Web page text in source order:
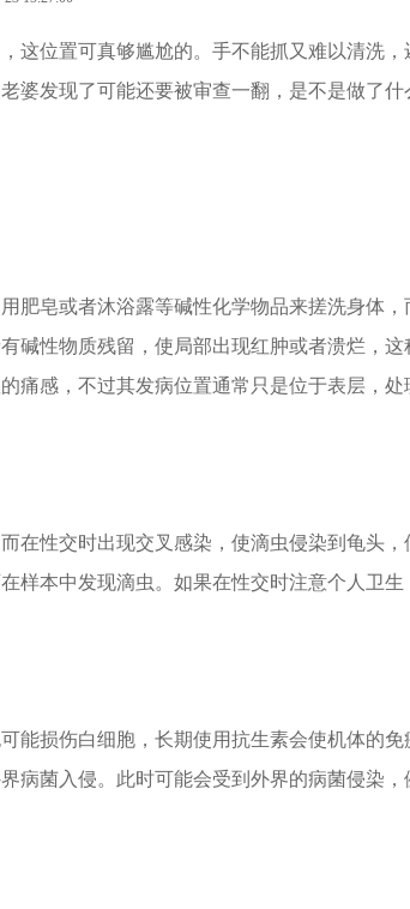
这位置可真够尴尬的。手不能抓又难以清洗，
婆发现了可能还要被审查一翻，是不是做了什
肥皂或者沐浴露等碱性化学物品来搓洗身体，
碱性物质残留，使局部出现红肿或者溃烂，这
痛感，不过其发病位置通常只是位于表层，处
在性交时出现交叉感染，使滴虫侵染到龟头，
样本中发现滴虫。如果在性交时注意个人卫生
能损伤白细胞，长期使用抗生素会使机体的免
病菌入侵。此时可能会受到外界的病菌侵染，